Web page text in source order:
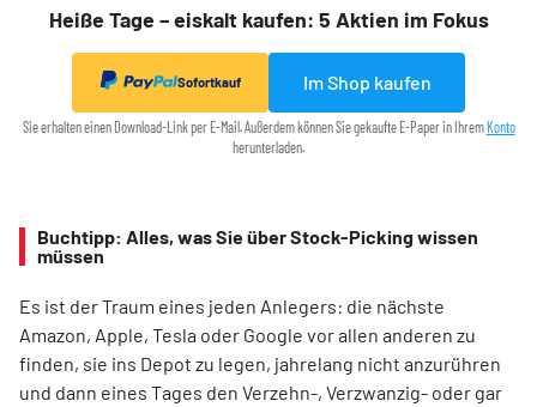
Heiße Tage – eiskalt kaufen: 5 Aktien im Fokus
Sofortkauf Im Shop kaufen
Sie erhalten einen Download-Link per E-Mail. Außerdem können Sie gekaufte E-Paper in Ihrem Konto
herunterladen.
Buchtipp: Alles, was Sie über Stock-Picking wissen
müssen
Es ist der Traum eines jeden Anlegers: die nächste
Amazon, Apple, Tesla oder Google vor allen anderen zu
finden, sie ins Depot zu legen, jahrelang nicht anzurühren
und dann eines Tages den Verzehn-, Verzwanzig- oder gar